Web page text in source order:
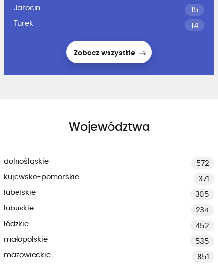
Jarocin
15
Turek
14
Zobacz wszystkie
Województwa
dolnośląskie
572
kujawsko-pomorskie
371
lubelskie
305
lubuskie
234
łódzkie
452
małopolskie
535
mazowieckie
851